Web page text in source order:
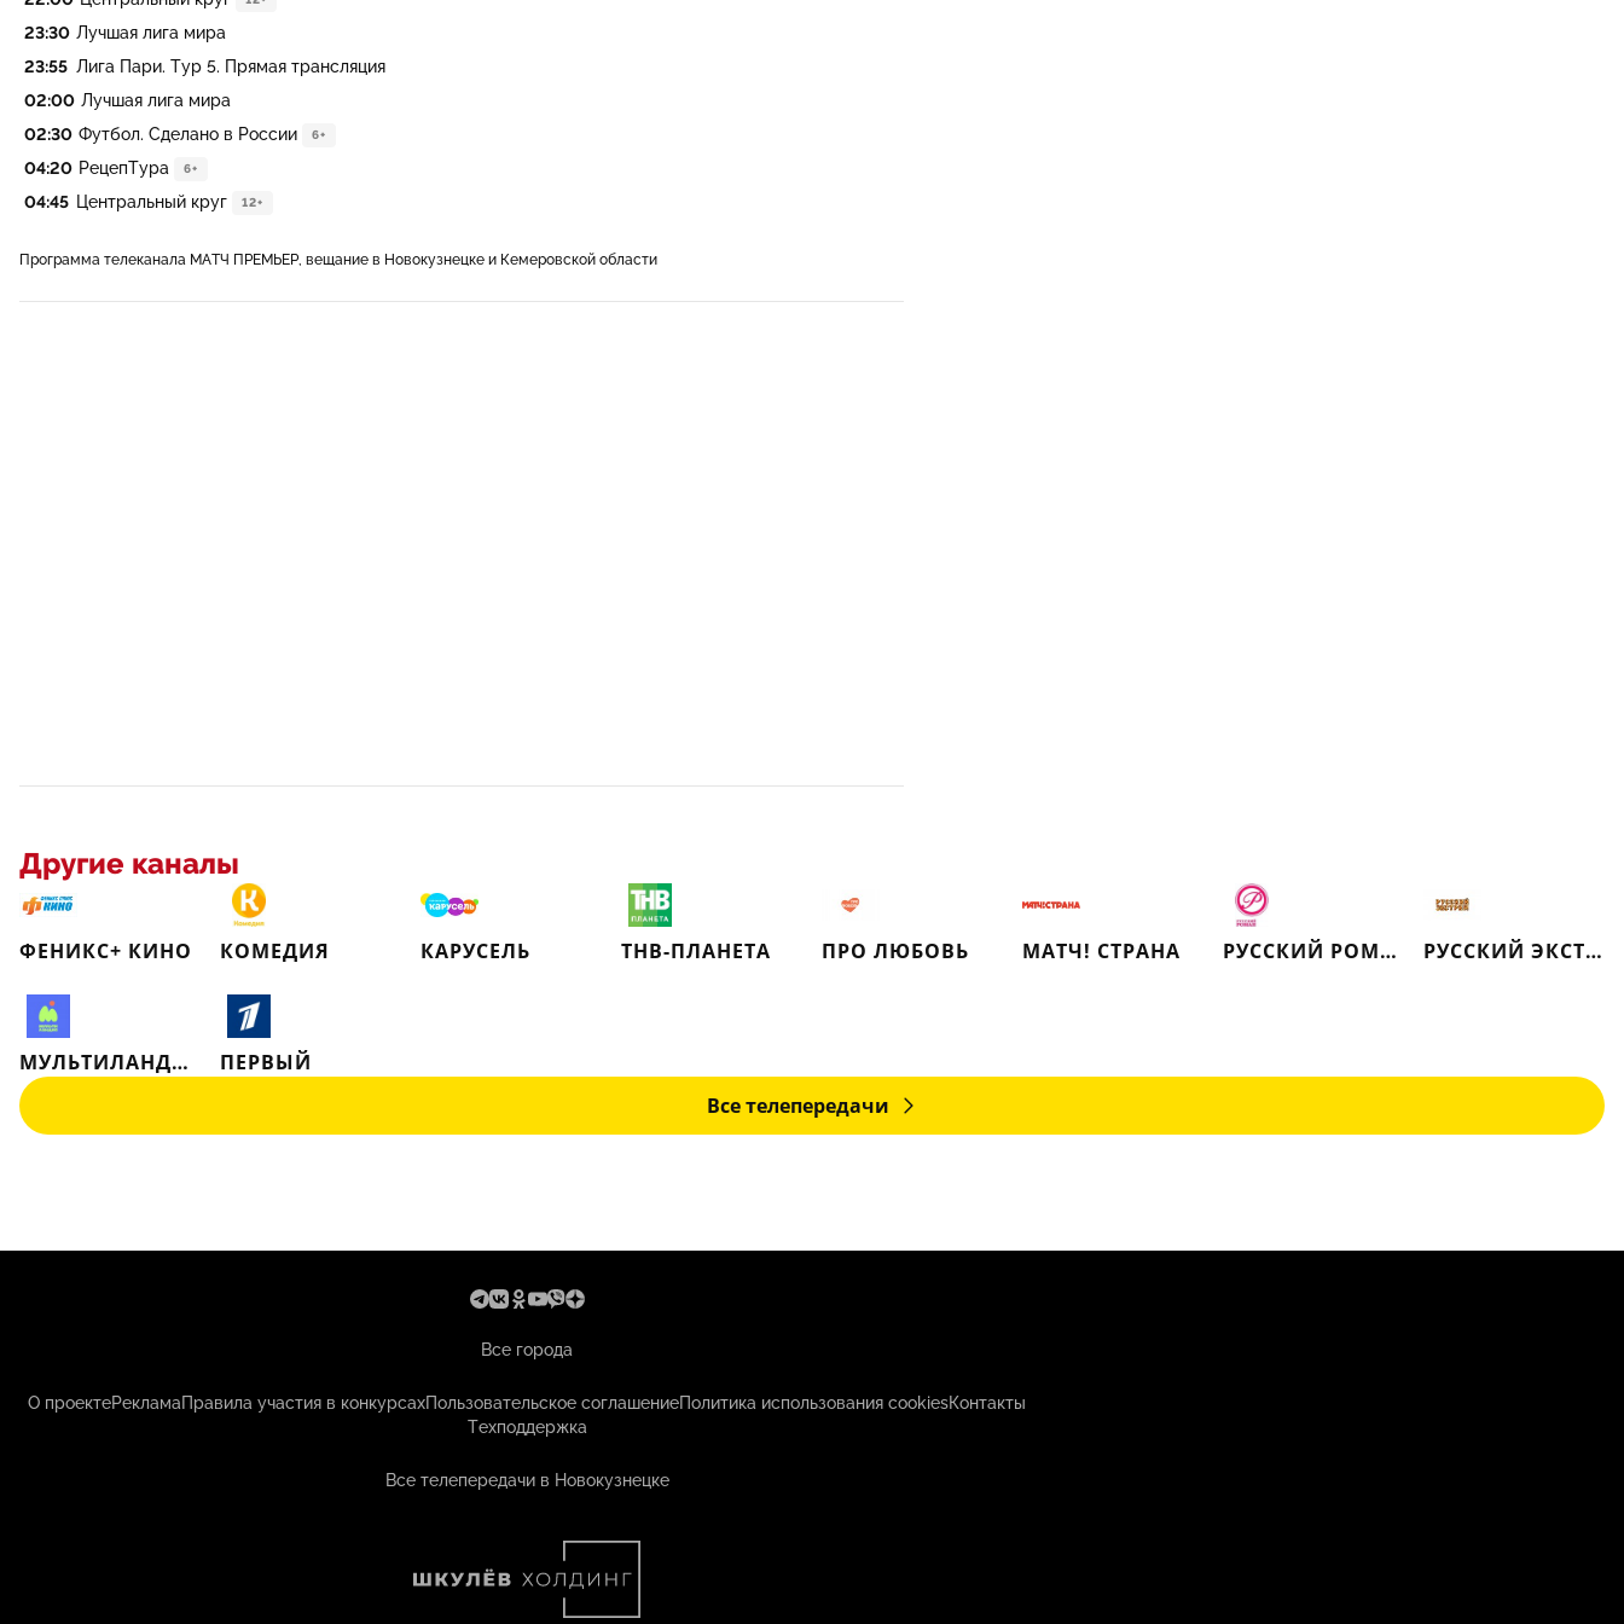
23:30 Лучшая лига мира
23:55 Лига Пари. Тур 5. Прямая трансляция
02:00 Лучшая лига мира
02:30 Футбол. Сделано в России 6+
04:20 РецепТура 6+
04:45 Центральный круг 12+
Программа телеканала МАТЧ ПРЕМЬЕР, вещание в Новокузнецке и Кемеровской области
Другие каналы
ФЕНИКС+ КИНО КОМЕДИЯ КАРУСЕЛЬ ТНВ-ПЛАНЕТА ПРО ЛЮБОВЬ МАТЧ! СТРАНА РУССКИЙ РОМАН РУССКИЙ ЭКСТРИМ (РЕТРО)
МУЛЬТИЛАНДИЯ
ПЕРВЫЙ
Все телепередачи
Все города
О проектеРекламаПравила участия в конкурсахПользовательское соглашениеПолитика использования cookiesКонтакты
Техподдержка
Все телепередачи в Новокузнецке